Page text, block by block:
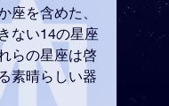
座を含めた、
ない14の星座
らの星座は啓
素晴らしい器